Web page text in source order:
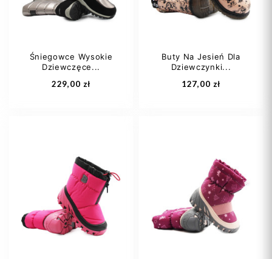
Dodaj do koszyka Dodaj do koszyka
Śniegowce Wysokie
Dziewczęce...
229,00 zł
32
33
35
Buty Na Jesień Dla
Dziewczynki...
127,00 zł
23